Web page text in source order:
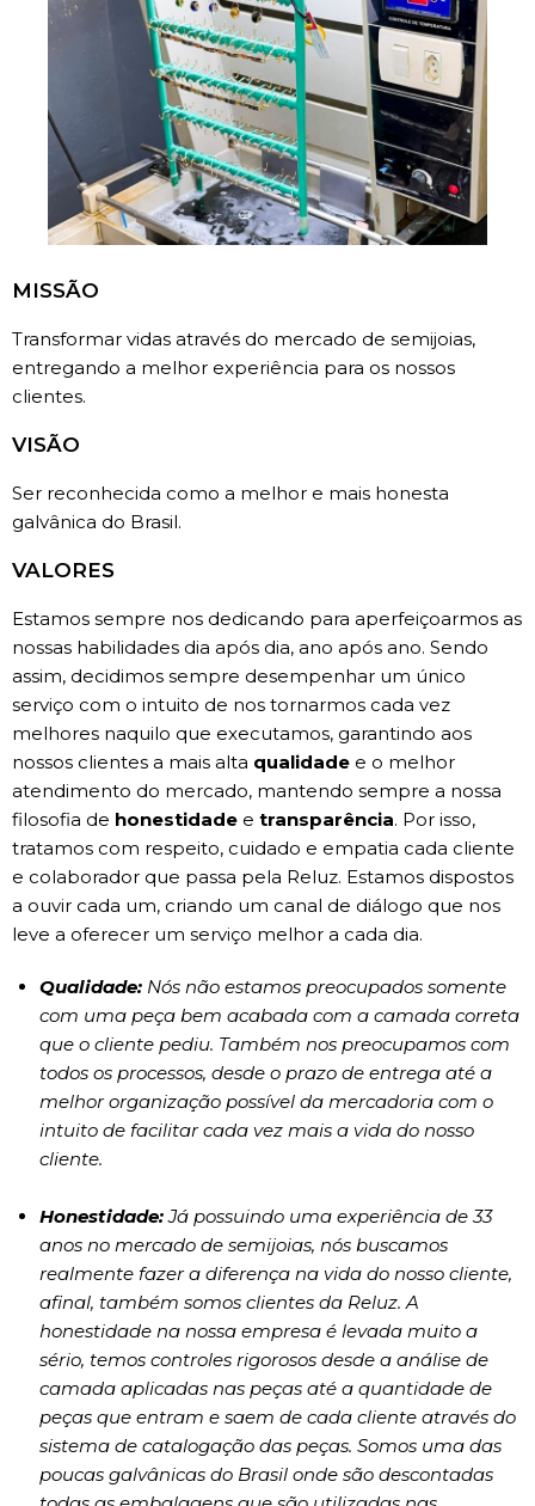
MISSÃO
Transformar vidas através do mercado de semijoias,
entregando a melhor experiência para os nossos
clientes.
VISÃO
Ser reconhecida como a melhor e mais honesta
galvânica do Brasil.
VALORES
Estamos sempre nos dedicando para aperfeiçoarmos as
nossas habilidades dia após dia, ano após ano. Sendo
assim, decidimos sempre desempenhar um único
serviço com o intuito de nos tornarmos cada vez
melhores naquilo que executamos, garantindo aos
nossos clientes a mais alta qualidade e o melhor
atendimento do mercado, mantendo sempre a nossa
filosofia de honestidade e transparência. Por isso,
tratamos com respeito, cuidado e empatia cada cliente
e colaborador que passa pela Reluz. Estamos dispostos
a ouvir cada um, criando um canal de diálogo que nos
leve a oferecer um serviço melhor a cada dia.
Qualidade:Nós não estamos preocupados somente
com uma peça bem acabada com a camada correta
que o cliente pediu. Também nos preocupamos com
todos os processos, desde o prazo de entrega até a
melhor organização possível da mercadoria com o
intuito de facilitar cada vez mais a vida do nosso
cliente.
Honestidade:Já possuindo uma experiência de 33
anos no mercado de semijoias, nós buscamos
realmente fazer a diferença na vida do nosso cliente,
afinal, também somos clientes da Reluz. A
honestidade na nossa empresa é levada muito a
sério, temos controles rigorosos desde a análise de
camada aplicadas nas peças até a quantidade de
peças que entram e saem de cada cliente através do
sistema de catalogação das peças. Somos uma das
poucas galvânicas do Brasil onde são descontadas